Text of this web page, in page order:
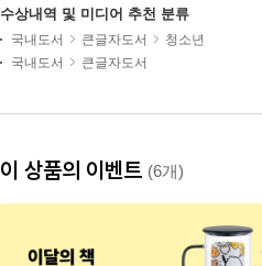
수상내역 및 미디어 추천 분류
국내도서 큰글자도서
청소년
국내도서
큰글자도서
이 상품의 이벤트 (6개)